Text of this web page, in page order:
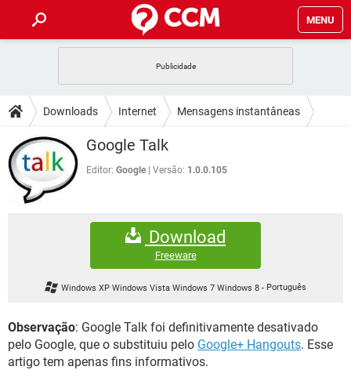
MENU
CELULAR FACEBOOK
OUTLOOK
INSTAGRAM GMAIL
GUIA DE COMPRAS
DICAS
JOGOS
CELULAR
OUTLOOK
DOWNLOADS
JOGOS WHATSAPP
CELULAR
EXCEL
GMAIL
FÓRUM
FACEBOOK
EXCEL
INSTAGRAM GMAIL
WHATSAPP
INSTAGRAM GMAIL
GUIA DE COMPRAS
Downloads Internet Mensagens instantâneas
Google Talk
Editor: Google Versão: 1.0.0.105
Download
Freeware
Windows XP Windows Vista Windows 7 Windows 8 - Português
Observação: Google Talk foi definitivamente desativado
pelo Google, que o substituiu pelo Google+ Hangouts. Esse
artigo tem apenas fins informativos.